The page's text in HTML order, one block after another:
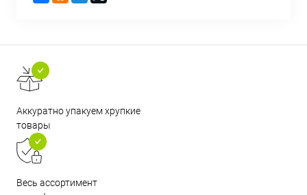
Аккуратно упакуем хрупкие
товары
Весь ассортимент